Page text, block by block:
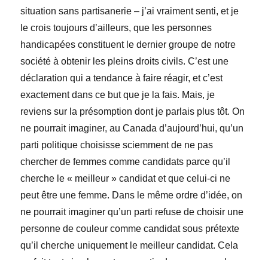
situation sans partisanerie – j’ai vraiment senti, et je
le crois toujours d’ailleurs, que les personnes
handicapées constituent le dernier groupe de notre
société à obtenir les pleins droits civils. C’est une
déclaration qui a tendance à faire réagir, et c’est
exactement dans ce but que je la fais. Mais, je
reviens sur la présomption dont je parlais plus tôt. On
ne pourrait imaginer, au Canada d’aujourd’hui, qu’un
parti politique choisisse sciemment de ne pas
chercher de femmes comme candidats parce qu’il
cherche le « meilleur » candidat et que celui-ci ne
peut être une femme. Dans le même ordre d’idée, on
ne pourrait imaginer qu’un parti refuse de choisir une
personne de couleur comme candidat sous prétexte
qu’il cherche uniquement le meilleur candidat. Cela